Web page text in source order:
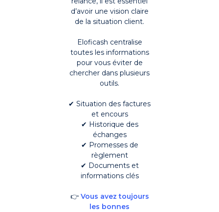
d’avoir une vision claire
de la situation client.
Eloficash centralise
toutes les informations
pour vous éviter de
chercher dans plusieurs
outils.
✔ Situation des factures
et encours
✔ Historique des
échanges
✔ Promesses de
règlement
✔ Documents et
informations clés
👉 Vous avez toujours
les bonnes